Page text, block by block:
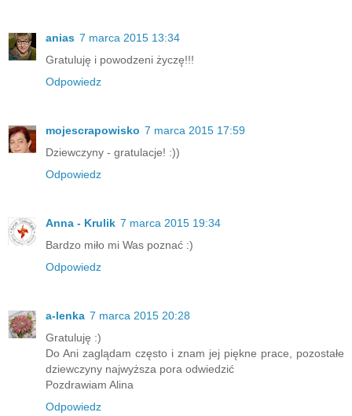
anias 7 marca 2015 13:34
Gratuluję i powodzeni życzę!!!
Odpowiedz
mojescrapowisko 7 marca 2015 17:59
Dziewczyny - gratulacje! :))
Odpowiedz
Anna - Krulik 7 marca 2015 19:34
Bardzo miło mi Was poznać :)
Odpowiedz
a-lenka 7 marca 2015 20:28
Gratuluję :)
Do Ani zaglądam często i znam jej piękne prace, pozostałe
dziewczyny najwyższa pora odwiedzić
Pozdrawiam Alina
Odpowiedz